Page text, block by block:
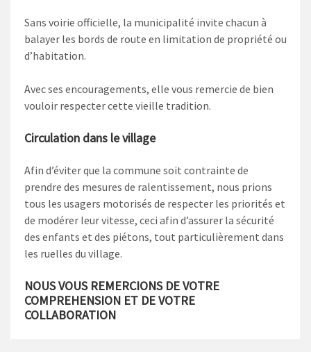
Sans voirie officielle, la municipalité invite chacun à
balayer les bords de route en limitation de propriété ou
d’habitation.
Avec ses encouragements, elle vous remercie de bien
vouloir respecter cette vieille tradition.
Circulation dans le village
Afin d’éviter que la commune soit contrainte de
prendre des mesures de ralentissement, nous prions
tous les usagers motorisés de respecter les priorités et
de modérer leur vitesse, ceci afin d’assurer la sécurité
des enfants et des piétons, tout particulièrement dans
les ruelles du village.
NOUS VOUS REMERCIONS DE VOTRE
COMPREHENSION ET DE VOTRE
COLLABORATION